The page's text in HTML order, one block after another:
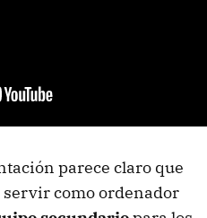
parece claro que
servir como ordenador